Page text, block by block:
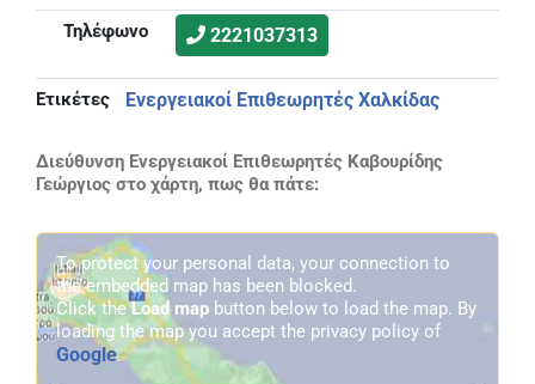
Τηλέφωνο
2221037313
Ετικέτες Ενεργειακοί Επιθεωρητές Χαλκίδας
Διεύθυνση Ενεργειακοί Επιθεωρητές Καβουρίδης
Γεώργιος στο χάρτη, πως θα πάτε:
To protect your personal data, your connection to
the embedded map has been blocked.
Click theLoad map button below to load the map. By
loading the map you accept the privacy policy of
Google.